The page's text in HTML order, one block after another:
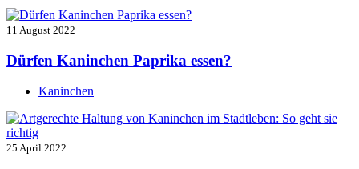
11 August 2022
Dürfen Kaninchen Paprika essen?
Kaninchen
25 April 2022